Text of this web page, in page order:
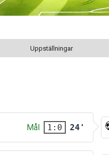
Uppställningar
Mål 1:0 24'